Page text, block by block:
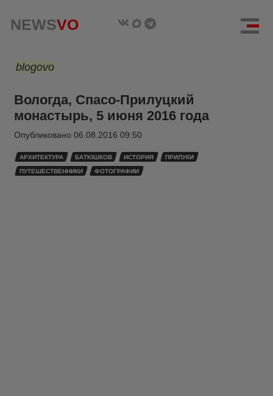
NEWSVO
blogovo
Вологда, Спасо-Прилуцкий
монастырь, 5 июня 2016 года
Опубликовано 06.08.2016 09:50
АРХИТЕКТУРА БАТЮШКОВ ИСТОРИЯ ПРИЛУКИ
ПУТЕШЕСТВЕННИКИ ФОТОГРАФИИ